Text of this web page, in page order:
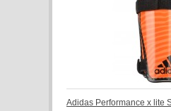
Adidas Performance x lite